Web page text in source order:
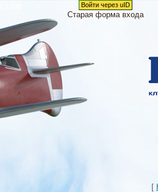
Войти через uID
Старая форма входа
[